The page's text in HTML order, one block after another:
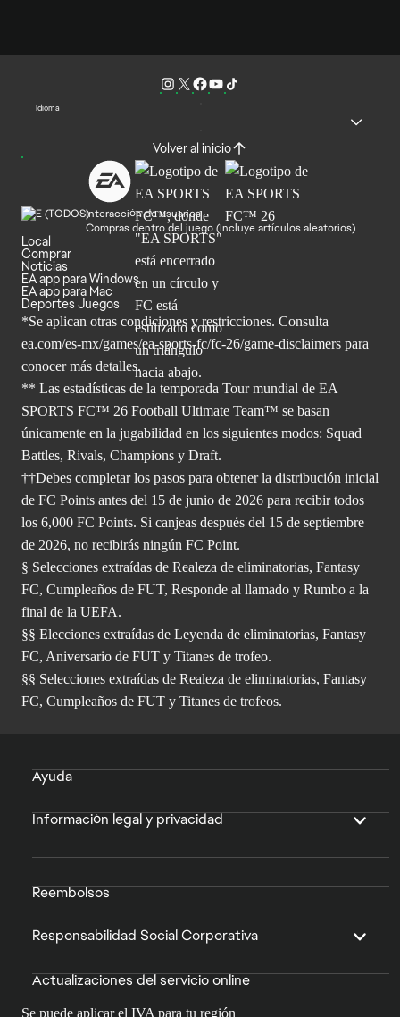
Idioma
Volver al inicio
Interacción de usuarios
Compras dentro del juego (Incluye artículos aleatorios)
Local
Comprar
Noticias
EA app para Windows
EA app para Mac
Deportes Juegos
*Se aplican otras condiciones y restricciones. Consulta
ea.com/es-mx/games/ea-sports-fc/fc-26/game-disclaimers para
conocer más detalles.
** Las estadísticas de la temporada Tour mundial de EA
SPORTS FC™ 26 Football Ultimate Team™ se basan
únicamente en la jugabilidad en los siguientes modos: Squad
Battles, Rivals, Champions y Draft.
††Debes completar los pasos para obtener la distribución inicial
de FC Points antes del 15 de junio de 2026 para recibir todos
los 6,000 FC Points. Si canjeas después del 15 de septiembre
de 2026, no recibirás ningún FC Point.
§ Selecciones extraídas de Realeza de eliminatorias, Fantasy
FC, Cumpleaños de FUT, Responde al llamado y Rumbo a la
final de la UEFA.
§§ Elecciones extraídas de Leyenda de eliminatorias, Fantasy
FC, Aniversario de FUT y Titanes de trofeo.
§§ Selecciones extraídas de Realeza de eliminatorias, Fantasy
FC, Cumpleaños de FUT y Titanes de trofeos.
Ayuda
Información legal y privacidad
Reembolsos
Responsabilidad Social Corporativa
Actualizaciones del servicio online
Se puede aplicar el IVA para tu región